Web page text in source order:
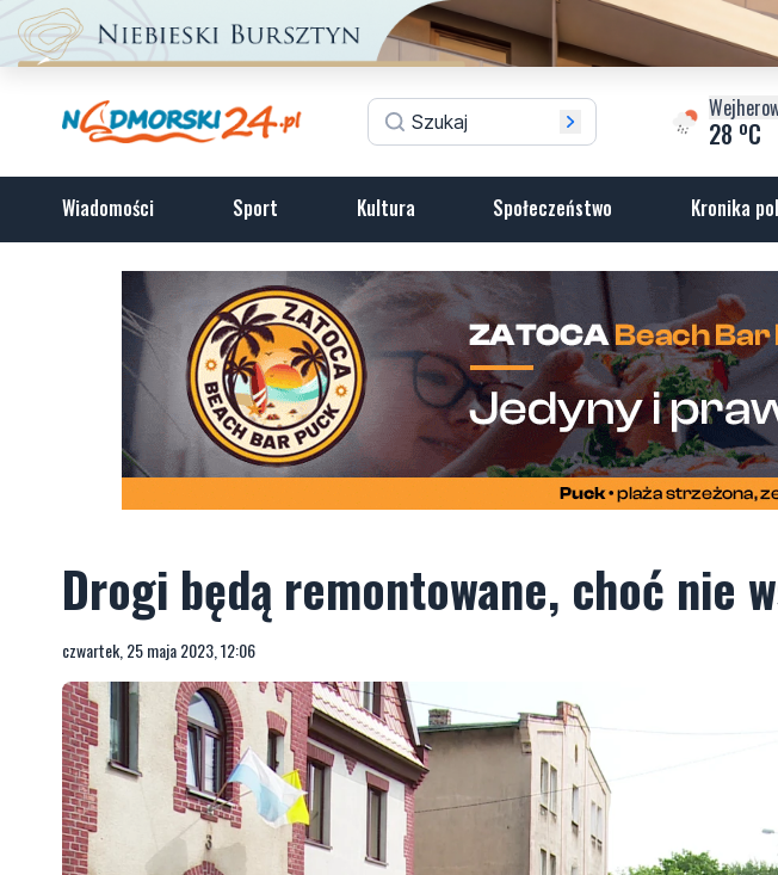
28 oC
Wiadomości Sport Kultura Społeczeństwo Kronika
Drogi będą remontowane, choć nie
czwartek, 25 maja 2023, 12:06